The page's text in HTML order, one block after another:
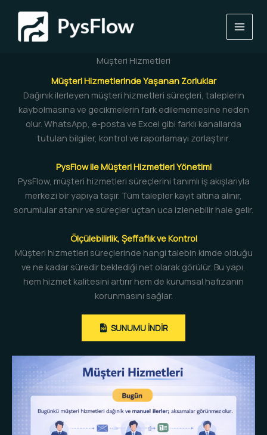
Müşteri Hizmetleri
Müşteri Hizmetlerinde Yaşanan Zorluklar
Dağınık ilerleyen müşteri hizmetleri süreçleri, taleplerin
kaybolmasına ve gecikmelerin fark edilememesine neden
olur. WhatsApp, e-posta ve Excel gibi farklı kanallarda
tutulan bilgiler, kontrol ve raporlamayı zorlaştırır.
PysFlow ile Müşteri Hizmetleri Yönetimi
PysFlow, müşteri hizmetleri süreçlerini tanımlı iş akışlarıyla
merkezi bir yapıya taşır. Tüm talepler kayıt altına alınır,
sorumlular atanır ve süreçler uçtan uca izlenebilir hale gelir.
Ölçülebilirlik, Şeffaflık ve Kontrol
Müşteri hizmetleri süreçlerinde hangi talebin kimde olduğu
ve ne kadar süredir beklediği net olarak görülür. Bu yapı,
hem hizmet kalitesini artırır hem de kurumsal hafızanın
korunmasını sağlar.
SUNUMU INDIR